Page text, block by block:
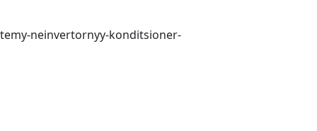
neinvertornyy-konditsioner-